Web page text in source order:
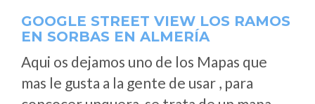
GOOGLE STREET VIEW LOS RAMOS
EN SORBAS EN ALMERÍA
Aqui os dejamos uno de los Mapas que
mas le gusta a la gente de usar , para